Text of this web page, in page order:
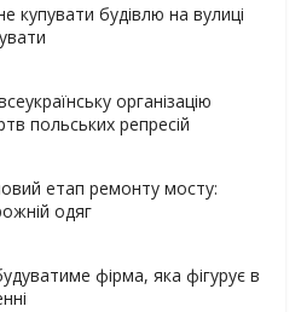
купувати будівлю на вулиці
організацію
польських репресій
етап ремонту мосту:
одяг
фірма, яка фігурує в